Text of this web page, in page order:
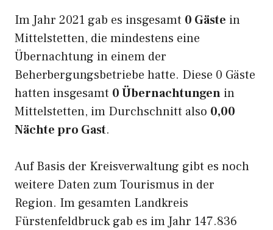
Im Jahr 2021 gab es insgesamt 0 Gäste in
Mittelstetten, die mindestens eine
Übernachtung in einem der
Beherbergungsbetriebe hatte. Diese 0 Gäste
hatten insgesamt 0 Übernachtungen in
Mittelstetten, im Durchschnitt also 0,00
Nächte pro Gast.
Auf Basis der Kreisverwaltung gibt es noch
weitere Daten zum Tourismus in der
Region. Im gesamten Landkreis
Fürstenfeldbruck gab es im Jahr 147.836